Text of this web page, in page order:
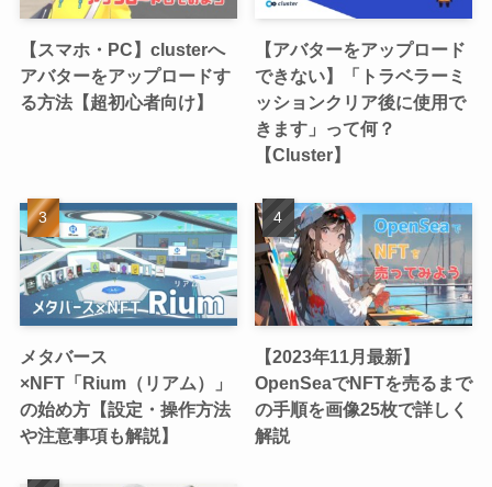
【スマホ・PC】clusterへ
アバターをアップロードす
る方法【超初心者向け】
【アバターをアップロード
できない】「トラベラーミ
ッションクリア後に使用で
きます」って何？
【Cluster】
メタバース
×NFT「Rium（リアム）」
の始め方【設定・操作方法
や注意事項も解説】
【2023年11月最新】
OpenSeaでNFTを売るまで
の手順を画像25枚で詳しく
解説